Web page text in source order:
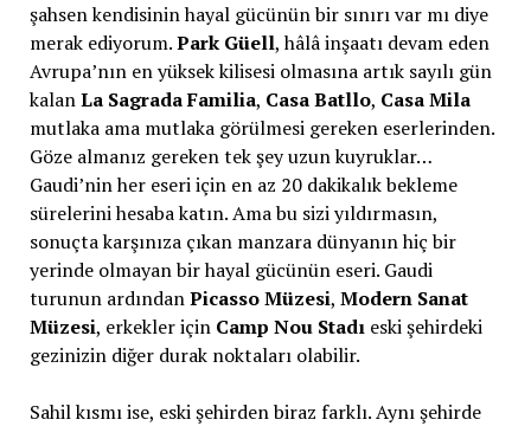
şahsen kendisinin hayal gücünün bir sınırı var mı diye
merak ediyorum.Park Güell, hâlâ inşaatı devam eden
Avrupa’nın en yüksek kilisesi olmasına artık sayılı gün
kalanLa Sagrada Familia, Casa Batllo, Casa Mila
mutlaka ama mutlaka görülmesi gereken eserlerinden.
Göze almanız gereken tek şey uzun kuyruklar…
Gaudi’nin her eseri için en az 20 dakikalık bekleme
sürelerini hesaba katın. Ama bu sizi yıldırmasın,
sonuçta karşınıza çıkan manzara dünyanın hiç bir
yerinde olmayan bir hayal gücünün eseri. Gaudi
turunun ardındanPicasso Müzesi, Modern Sanat
Müzesi, erkekler için Camp Nou Stadıeski şehirdeki
gezinizin diğer durak noktaları olabilir.
Sahil kısmı ise, eski şehirden biraz farklı. Aynı şehirde